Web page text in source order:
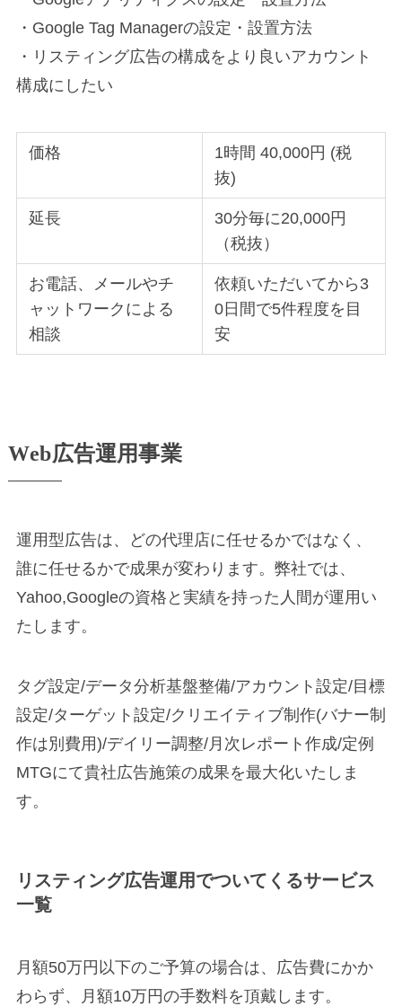
・Google Tag Managerの設定・設置方法
・リスティング広告の構成をより良いアカウント
構成にしたい
価格
1時間 40,000円 (税
抜)
延長
30分毎に20,000円
（税抜）
お電話、メールやチ
ャットワークによる
相談
依頼いただいてから3
0日間で5件程度を目
安
Web広告運用事業
運用型広告は、どの代理店に任せるかではなく、
誰に任せるかで成果が変わります。弊社では、
Yahoo,Googleの資格と実績を持った人間が運用い
たします。
タグ設定/データ分析基盤整備/アカウント設定/目標
設定/ターゲット設定/クリエイティブ制作(バナー制
作は別費用)/デイリー調整/月次レポート作成/定例
MTGにて貴社広告施策の成果を最大化いたしま
す。
リスティング広告運用でついてくるサービス
一覧
月額50万円以下のご予算の場合は、広告費にかか
わらず、月額10万円の手数料を頂戴します。